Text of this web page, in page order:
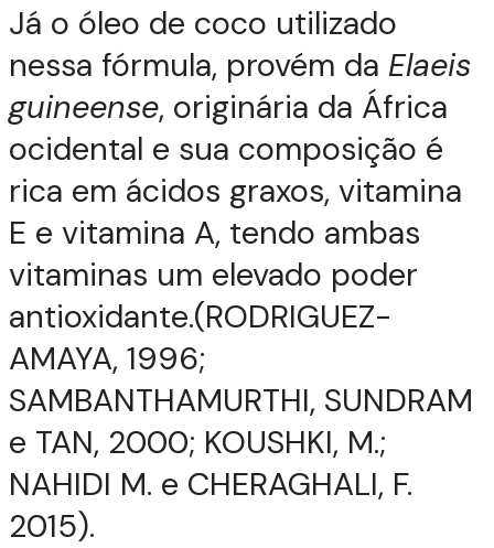
Já o óleo de coco utilizado
nessa fórmula, provém da Elaeis
guineense, originária da África
ocidental e sua composição é
rica em ácidos graxos, vitamina
E e vitamina A, tendo ambas
vitaminas um elevado poder
antioxidante.(RODRIGUEZ-
AMAYA, 1996;
SAMBANTHAMURTHI, SUNDRAM
e TAN, 2000; KOUSHKI, M.;
NAHIDI M. e CHERAGHALI, F.
2015).